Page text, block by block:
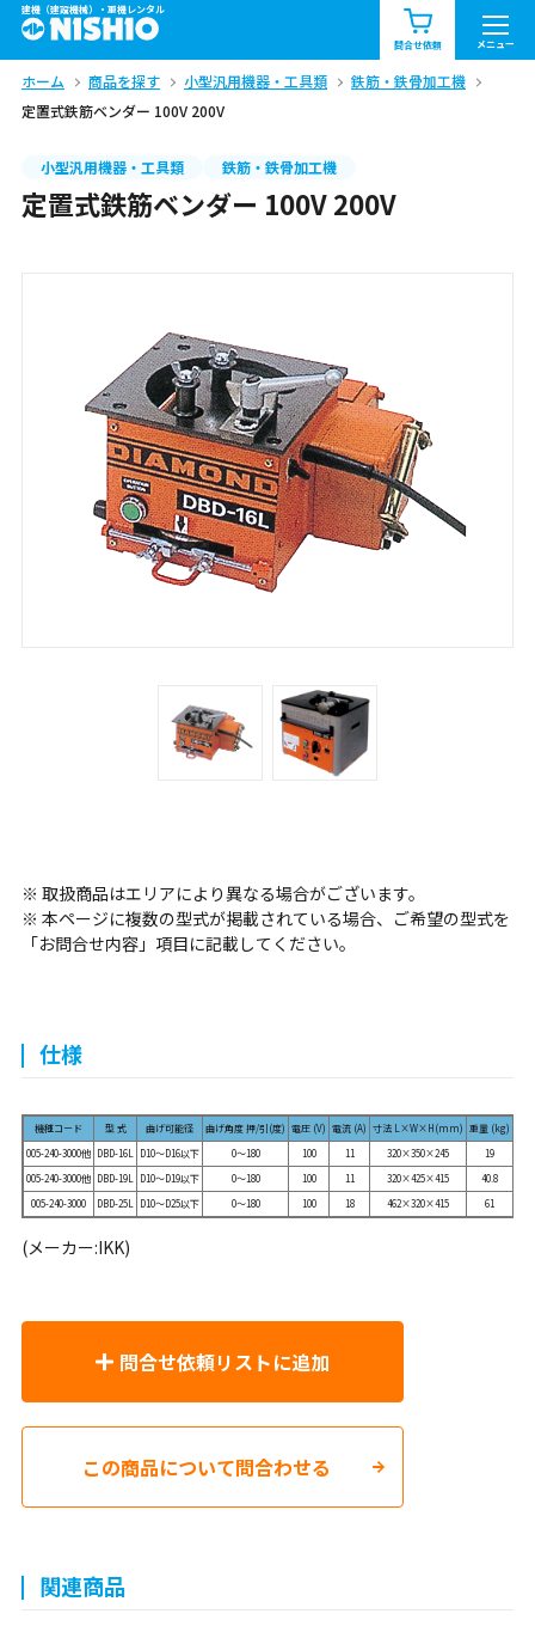
建機（建設機械）・重機レンタル
問合せ依頼 メニュー
商品一覧 お知らせ一覧
問合せ依頼リスト お問合せ
北海道 東北
九州・沖縄（外部）
ホーム 商品を探す 小型汎用機器・工具類
鉄筋・鉄骨加工機
定置式鉄筋ベンダー 100V 200V
小型汎用機器・工具類 鉄筋・鉄骨加工機
定置式鉄筋ベンダー 100V 200V
※ 取扱商品はエリアにより異なる場合がございます。
※ 本ページに複数の型式が掲載されている場合、ご希望の型式を
「お問合せ内容」項目に記載してください。
仕様
機種コード 型 式 曲げ可能径 曲げ角度 押/引(度) 電圧 (V) 電流 (A) 寸法 L×W×H(mm) 重量 (kg)
005-240-3000他 DBD-16L D10～D16以下 0～180 100 11 320×350×245
19
005-240-3000他 DBD-19L D10～D19以下 0～180 100 11 320×425×415
40.8
005-240-3000
DBD-25L D10～D25以下 0～180 100 18 462×320×415 61
(メーカー:IKK)
問合せ依頼リストに追加
この商品について問合わせる
関連商品